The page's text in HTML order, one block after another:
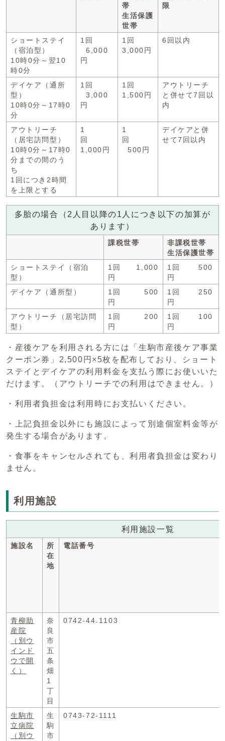
帯
生活保護
世帯
限
ショートステイ
（宿泊型）
10時0分～翌10
時0分
1回
6,000
円
1回
3,000円
6回以内
デイケア（通所
型）
10時0分～17時0
分
1回
3,000
円
1回
1,500円
アウトリーチ
と併せて7回以
内
アウトリーチ
（居宅訪問型）
10時0分～17時0
分までの間のう
ち
1回につき2時間
を上限とする
1
回
1,000円
1
回
500円
デイケアと併
せて7回以内
多胎の場合（2人目以降の1人につき以下の加算が
あります）
課税世帯
非課税世帯
生活保護世帯
ショートステイ（宿泊
型）
1回 1,000
円
1回 500
円
デイケア（通所型）
1回 500
円
1回 250
円
アウトリーチ（居宅訪問
型）
1回 200
円
1回 100
円
・産後ケアを利用される方には「生駒市産後ケア事業
クーポン券」2,500円×5枚を配布しており、ショート
ステイとデイケアの利用料金を支払う際にお使いいた
だけます。（アウトリーチでの利用はできません。）
・利用者負担金は利用時にお支払いください。
・上記負担金以外にも施設によって別途個室料金等が
発生する場合があります。
・食事をキャンセルされても、利用者負担金は変わり
ません。
利用施設
利用施設一覧
施設名
所
在
地
電話番号
青柳助
産院
（別ウ
インド
ウで開
く）
奈
良
市
五
条
畑
1
丁
目
0742-44₋1103
生駒市
立病院
（別ウ
生
駒
市
0743-72-1111